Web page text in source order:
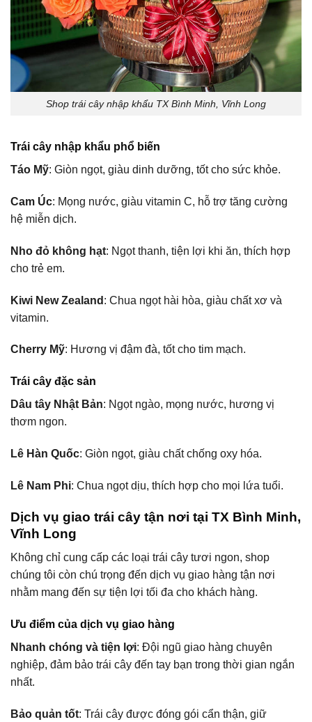
Shop trái cây nhập khẩu TX Bình Minh, Vĩnh Long
Trái cây nhập khẩu phổ biến
Táo Mỹ: Giòn ngọt, giàu dinh dưỡng, tốt cho sức khỏe.
Cam Úc: Mọng nước, giàu vitamin C, hỗ trợ tăng cường
hệ miễn dịch.
Nho đỏ không hạt: Ngọt thanh, tiện lợi khi ăn, thích hợp
cho trẻ em.
Kiwi New Zealand : Chua ngọt hài hòa, giàu chất xơ và
vitamin.
Cherry Mỹ: Hương vị đậm đà, tốt cho tim mạch.
Trái cây đặc sản
Dâu tây Nhật Bản: Ngọt ngào, mọng nước, hương vị
thơm ngon.
Lê Hàn Quốc: Giòn ngọt, giàu chất chống oxy hóa.
Lê Nam Phi: Chua ngọt dịu, thích hợp cho mọi lứa tuổi.
Dịch vụ giao trái cây tận nơi tại TX Bình Minh,
Vĩnh Long
Không chỉ cung cấp các loại trái cây tươi ngon, shop
chúng tôi còn chú trọng đến dịch vụ giao hàng tận nơi
nhằm mang đến sự tiện lợi tối đa cho khách hàng.
Ưu điểm của dịch vụ giao hàng
Nhanh chóng và tiện lợi: Đội ngũ giao hàng chuyên
nghiệp, đảm bảo trái cây đến tay bạn trong thời gian ngắn
nhất.
Bảo quản tốt: Trái cây được đóng gói cẩn thận, giữ